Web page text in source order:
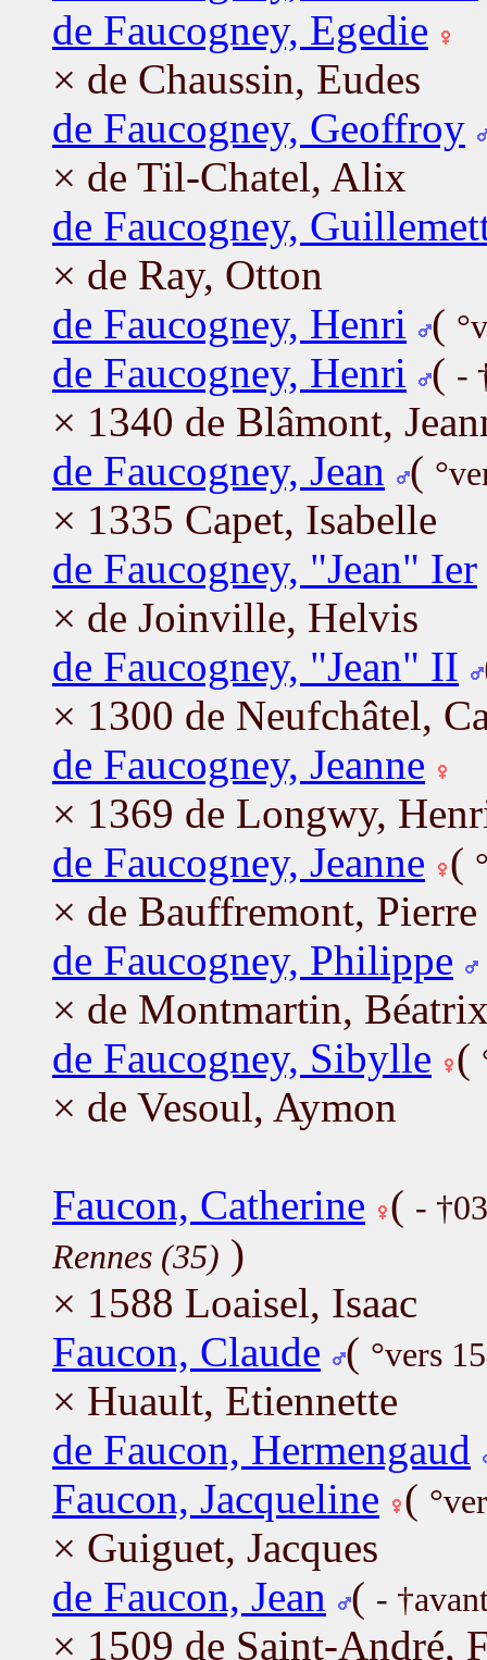
de Faucogney, Egedie
× de Chaussin, Eudes
de Faucogney, Geoffroy
× de Til-Chatel, Alix
de Faucogney,
× de Ray, Otton
de Faucogney, Henri
(
de Faucogney, Henri ( -
× 1340 de Blâmont,
de Faucogney, Jean
(
× 1335 Capet, Isabelle
de Faucogney, "Jean" Ier
× de Joinville, Helvis
de Faucogney, "Jean" II
× 1300 de Neufchâtel,
de Faucogney, Jeanne
× 1369 de Longwy,
de Faucogney, Jeanne (
× de Bauffremont, Pierre
de Faucogney, Philippe
× de Montmartin,
de Faucogney, Sibylle (
× de Vesoul, Aymon
Faucon, Catherine ( -
Rennes (35) )
× 1588 Loaisel, Isaac
Faucon, Claude ( °vers
× Huault, Etiennette
de Faucon, Hermengaud
Faucon, Jacqueline (
× Guiguet, Jacques
de Faucon, Jean
( -
× 1509 de Saint-André,